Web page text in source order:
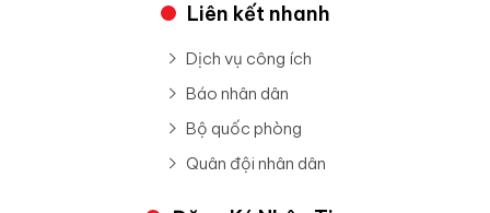
Liên kết nhanh
Dịch vụ công ích
Báo nhân dân
Bộ quốc phòng
Quân đội nhân dân